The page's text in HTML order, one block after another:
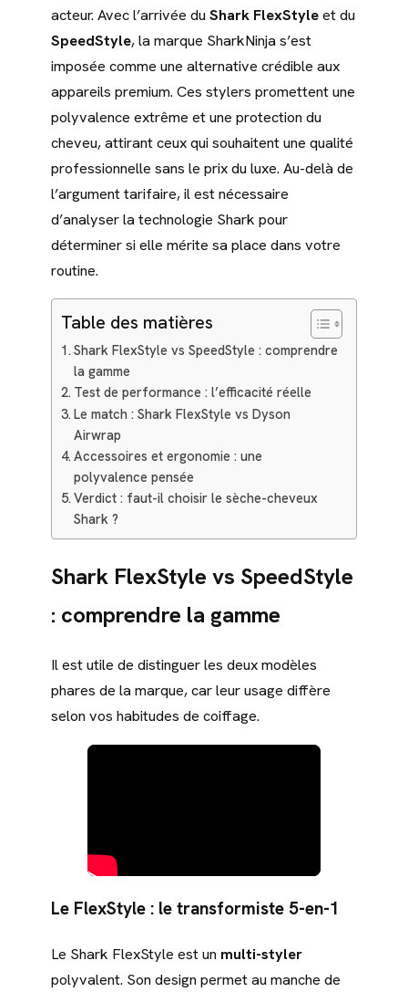
acteur. Avec l’arrivée du Shark FlexStyleet du
SpeedStyle, la marque SharkNinja s’est
imposée comme une alternative crédible aux
appareils premium. Ces stylers promettent une
polyvalence extrême et une protection du
cheveu, attirant ceux qui souhaitent une qualité
professionnelle sans le prix du luxe. Au-delà de
l’argument tarifaire, il est nécessaire
d’analyser la technologie Shark pour
déterminer si elle mérite sa place dans votre
routine.
Table des matières
Shark FlexStyle vs SpeedStyle : comprendre
la gamme
Test de performance : l’efficacité réelle
Le match : Shark FlexStyle vs Dyson
Airwrap
Accessoires et ergonomie : une
polyvalence pensée
Verdict : faut-il choisir le sèche-cheveux
Shark ?
Shark FlexStyle vs SpeedStyle
: comprendre la gamme
Il est utile de distinguer les deux modèles
phares de la marque, car leur usage diffère
selon vos habitudes de coiffage.
Le FlexStyle : le transformiste 5-en-1
Le Shark FlexStyle est un multi-styler
polyvalent. Son design permet au manche de